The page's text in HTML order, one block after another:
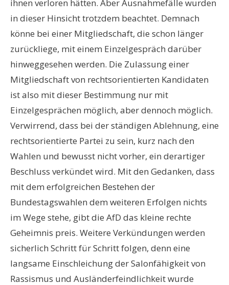
ihnen verloren hätten. Aber Ausnahmefälle wurden
in dieser Hinsicht trotzdem beachtet. Demnach
könne bei einer Mitgliedschaft, die schon länger
zurückliege, mit einem Einzelgespräch darüber
hinweggesehen werden. Die Zulassung einer
Mitgliedschaft von rechtsorientierten Kandidaten
ist also mit dieser Bestimmung nur mit
Einzelgesprächen möglich, aber dennoch möglich.
Verwirrend, dass bei der ständigen Ablehnung, eine
rechtsorientierte Partei zu sein, kurz nach den
Wahlen und bewusst nicht vorher, ein derartiger
Beschluss verkündet wird. Mit den Gedanken, dass
mit dem erfolgreichen Bestehen der
Bundestagswahlen dem weiteren Erfolgen nichts
im Wege stehe, gibt die AfD das kleine rechte
Geheimnis preis. Weitere Verkündungen werden
sicherlich Schritt für Schritt folgen, denn eine
langsame Einschleichung der Salonfähigkeit von
Rassismus und Ausländerfeindlichkeit wurde